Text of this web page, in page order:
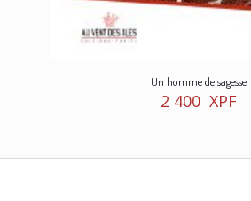
Un homme de sagesse
2 400 XPF